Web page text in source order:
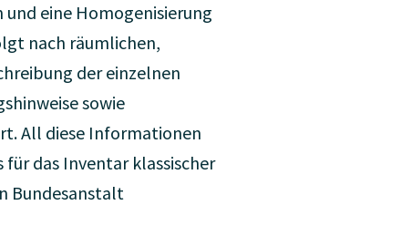
eine Homogenisierung
nach räumlichen,
der einzelnen
sowie
All diese Informationen
das Inventar klassischer
Bundesanstalt